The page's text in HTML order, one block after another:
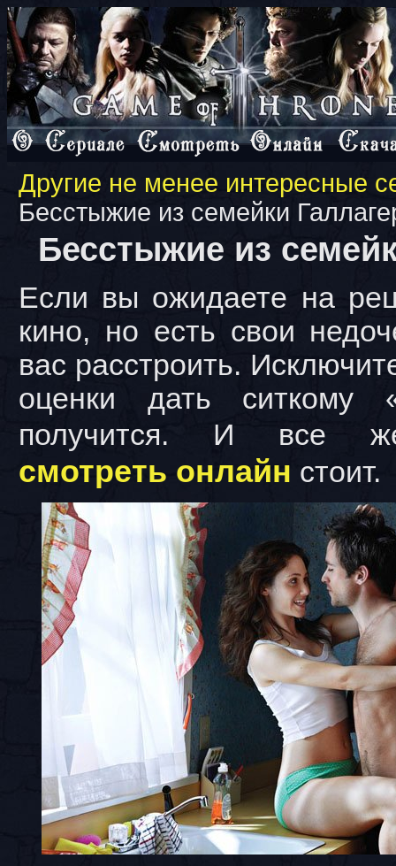
Другие не менее интересные
Бесстыжие из семейки
Бесстыжие из
Если вы ожидаете на
кино, но есть свои
вас расстроить.
оценки дать ситкому
получится. И все
смотреть онлайн стоит.